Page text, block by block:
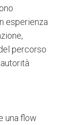
esperienza
percorso
una flow